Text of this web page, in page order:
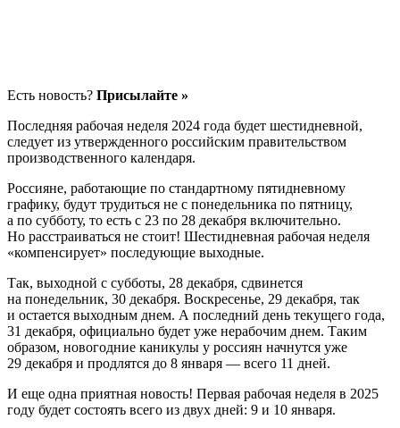
Есть новость? Присылайте »
Последняя рабочая неделя 2024 года будет шестидневной,
следует из утвержденного российским правительством
производственного календаря.
Россияне, работающие по стандартному пятидневному
графику, будут трудиться не с понедельника по пятницу,
а по субботу, то есть с 23 по 28 декабря включительно.
Но расстраиваться не стоит! Шестидневная рабочая неделя
«компенсирует» последующие выходные.
Так, выходной с субботы, 28 декабря, сдвинется
на понедельник, 30 декабря. Воскресенье, 29 декабря, так
и остается выходным днем. А последний день текущего года,
31 декабря, официально будет уже нерабочим днем. Таким
образом, новогодние каникулы у россиян начнутся уже
29 декабря и продлятся до 8 января — всего 11 дней.
И еще одна приятная новость! Первая рабочая неделя в 2025
году будет состоять всего из двух дней: 9 и 10 января.